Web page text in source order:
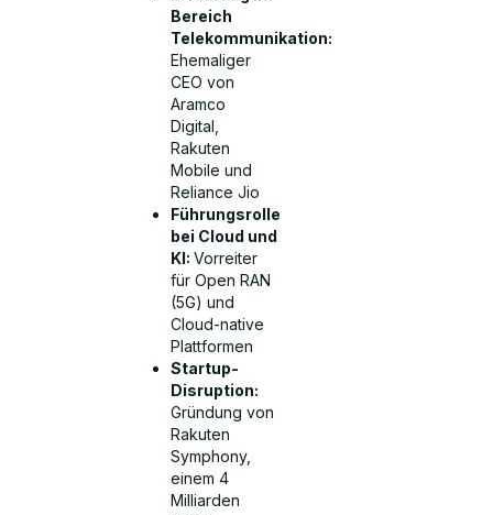
Bereich
Telekommunikation:
Ehemaliger
CEO von
Aramco
Digital,
Rakuten
Mobile und
Reliance Jio
Führungsrolle
bei Cloud und
KI:Vorreiter
für Open RAN
(5G) und
Cloud-native
Plattformen
Startup-
Disruption:
Gründung von
Rakuten
Symphony,
einem 4
Milliarden